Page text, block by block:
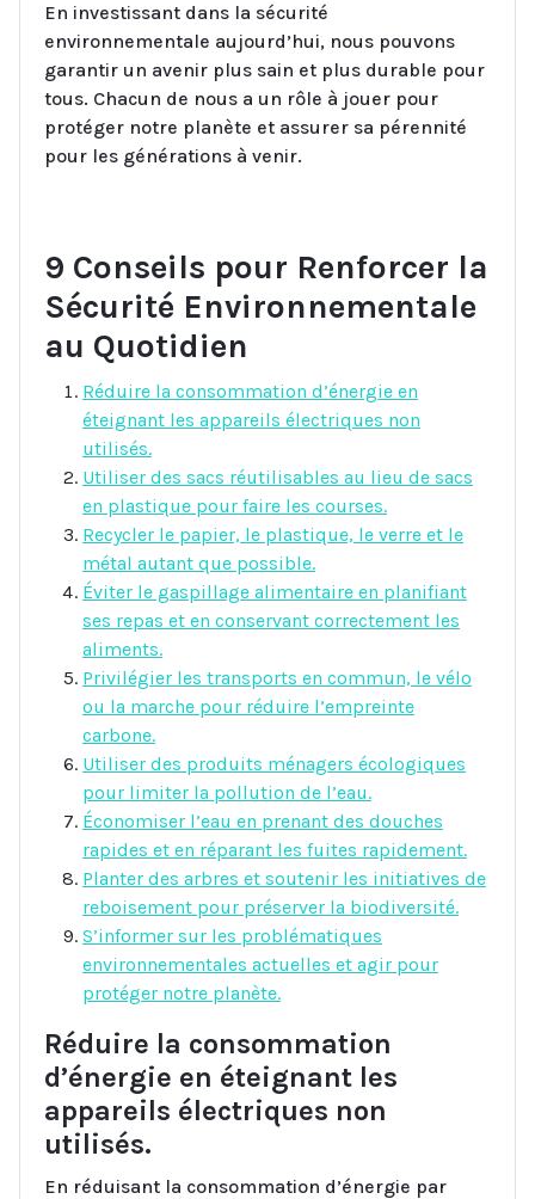
En investissant dans la sécurité
environnementale aujourd’hui, nous pouvons
garantir un avenir plus sain et plus durable pour
tous. Chacun de nous a un rôle à jouer pour
protéger notre planète et assurer sa pérennité
pour les générations à venir.
9 Conseils pour Renforcer la
Sécurité Environnementale
au Quotidien
Réduire la consommation d’énergie en
éteignant les appareils électriques non
utilisés.
Utiliser des sacs réutilisables au lieu de sacs
en plastique pour faire les courses.
Recycler le papier, le plastique, le verre et le
métal autant que possible.
Éviter le gaspillage alimentaire en planifiant
ses repas et en conservant correctement les
aliments.
Privilégier les transports en commun, le vélo
ou la marche pour réduire l’empreinte
carbone.
Utiliser des produits ménagers écologiques
pour limiter la pollution de l’eau.
Économiser l’eau en prenant des douches
rapides et en réparant les fuites rapidement.
Planter des arbres et soutenir les initiatives de
reboisement pour préserver la biodiversité.
S’informer sur les problématiques
environnementales actuelles et agir pour
protéger notre planète.
Réduire la consommation
d’énergie en éteignant les
appareils électriques non
utilisés.
En réduisant la consommation d’énergie par